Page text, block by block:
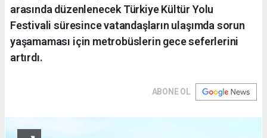
arasında düzenlenecek Türkiye Kültür Yolu
Festivali süresince vatandaşların ulaşımda sorun
yaşamaması için metrobüslerin gece seferlerini
artırdı.
ABONE OL